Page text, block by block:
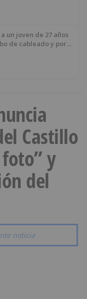
un joven de 27 años
de cableado y por
Castillo
y
del
noticia